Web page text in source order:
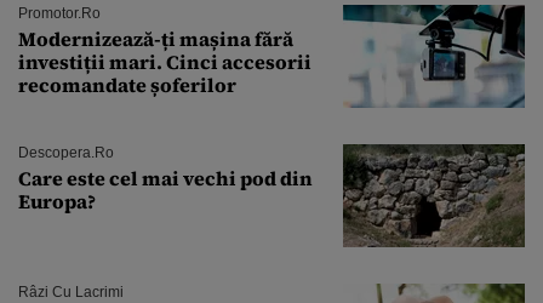
Promotor.ro
Modernizează-ți mașina fără
investiții mari. Cinci accesorii
recomandate șoferilor
Descopera.ro
Care este cel mai vechi pod din
Europa?
Râzi Cu Lacrimi